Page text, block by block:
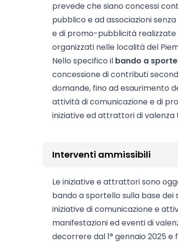
prevede che siano concessi
pubblico e ad associazioni
e di promo-pubblicità
organizzati nelle località del
Nello specifico il bando a
concessione di contributi
domande, fino ad esaurimento
attività di comunicazione e di
iniziative ed attrattori di valenza
Interventi ammissibili
Le iniziative e attrattori sono
bando a sportello sulla base dei
iniziative di comunicazione e
manifestazioni ed eventi di
decorrere dal 1° gennaio 2025